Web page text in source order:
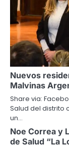
Nuevos
Malvinas
Share via:
Salud del distrito
un…
Noe Correa y
de Salud “La